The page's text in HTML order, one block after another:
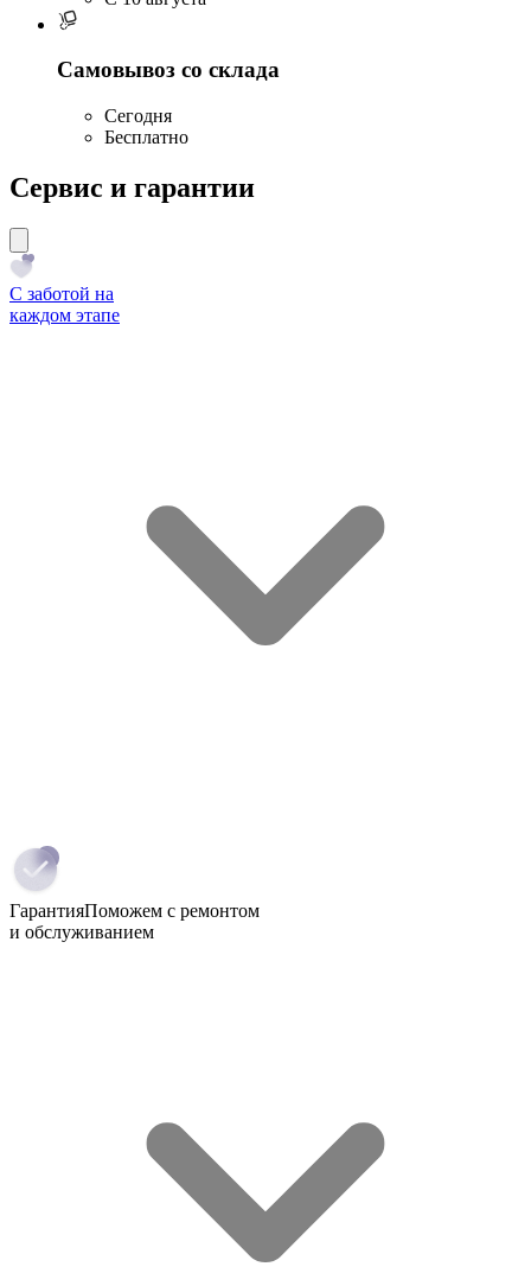
Самовывоз со склада
Сегодня
Бесплатно
Сервис и гарантии
С заботой на
каждом этапе
ГарантияПоможем с ремонтом
и обслуживанием